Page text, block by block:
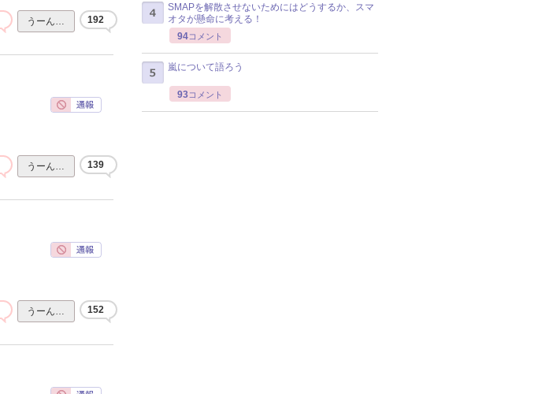
うーん… 192
うーん… 139
うーん… 152
SMAPを解散させないためにはどうするか、スマ
オタが懸命に考える！
94コメント
嵐について語ろう
93コメント